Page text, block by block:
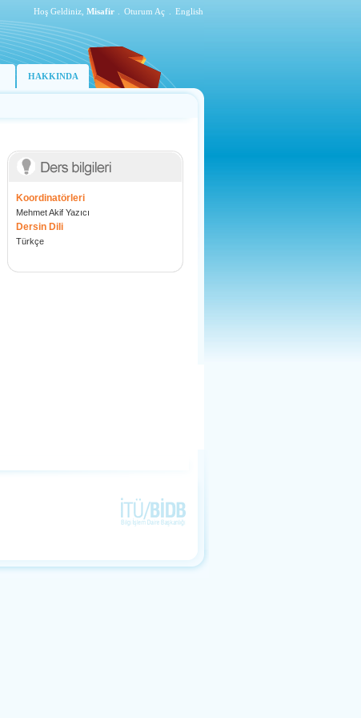
Hoş Geldiniz, Misafir Oturum Aç English
HAKKINDA
Koordinatörleri
Mehmet Akif Yazıcı
Dersin Dili
Türkçe